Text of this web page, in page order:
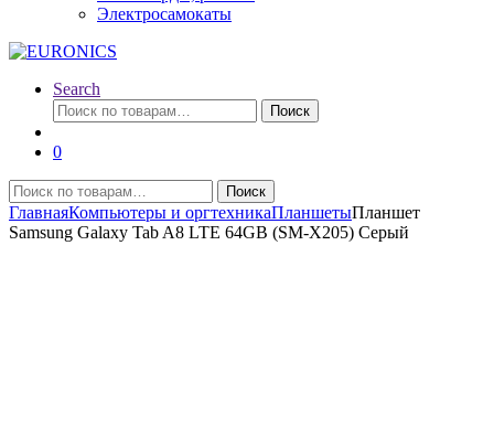
Электросамокаты
Search
Искать:
Поиск
0
Искать:
Поиск
ГлавнаяКомпьютеры и оргтехникаПланшетыПланшет
Samsung Galaxy Tab A8 LTE 64GB (SM-X205) Cерый